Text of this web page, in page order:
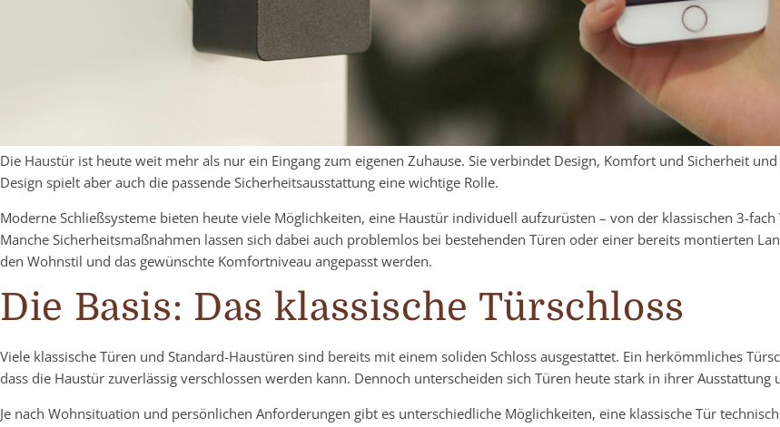
Die Haustür ist heute weit mehr als nur ein Eingang zum eigenen Zuhause. Sie verbindet Design, Komfort und Sicherheit
Design spielt aber auch die passende Sicherheitsausstattung eine wichtige Rolle.
Moderne Schließsysteme bieten heute viele Möglichkeiten, eine Haustür individuell aufzurüsten – von der klassischen 3-
Manche Sicherheitsmaßnahmen lassen sich dabei auch problemlos bei bestehenden Türen oder einer bereits montierten
den Wohnstil und das gewünschte Komfortniveau angepasst werden.
Die Basis: Das klassische Türschloss
Viele klassische Türen und Standard-Haustüren sind bereits mit einem soliden Schloss ausgestattet. Ein herkömmliches
dass die Haustür zuverlässig verschlossen werden kann. Dennoch unterscheiden sich Türen heute stark in ihrer Ausstattung
Je nach Wohnsituation und persönlichen Anforderungen gibt es unterschiedliche Möglichkeiten, eine klassische Tür